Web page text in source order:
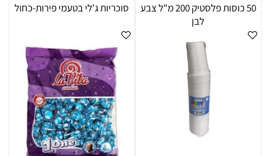
50 כוסות פלסטיק 200 מ"ל צבע
לבן
סוכריות ג'לי בטעמי פירות-כחול